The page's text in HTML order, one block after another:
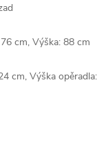
cm, Výška: 88 cm
cm, Výška opěradla: